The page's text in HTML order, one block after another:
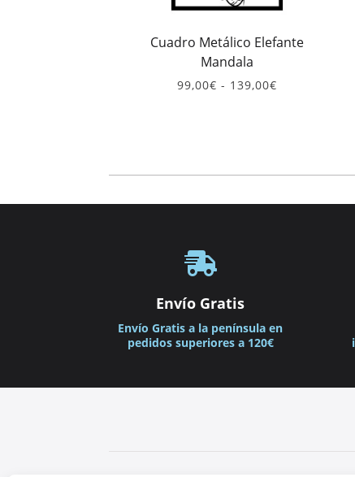
Cuadro Metálico Elefante
Mandala
99,00€ - 139,00€
139,00€

Envío Gratis
Envío Gratis a la península en
pedidos superiores a 120€